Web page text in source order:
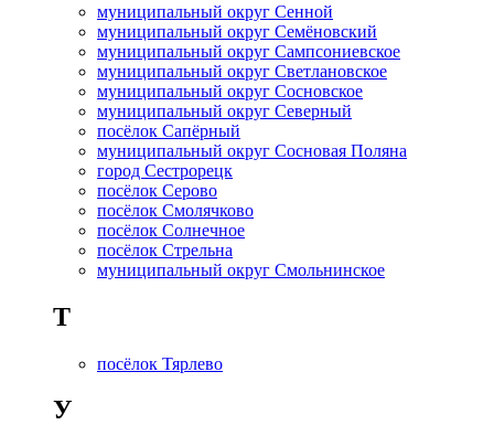
муниципальный округ Сенной
муниципальный округ Семёновский
муниципальный округ Сампсониевское
муниципальный округ Светлановское
муниципальный округ Сосновское
муниципальный округ Северный
посёлок Сапёрный
муниципальный округ Сосновая Поляна
город Сестрорецк
посёлок Серово
посёлок Смолячково
посёлок Солнечное
посёлок Стрельна
муниципальный округ Смольнинское
Т
посёлок Тярлево
У